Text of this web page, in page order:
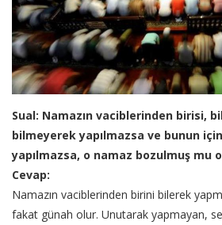
Sual: Namazın vaciblerinden birisi,
bilmeyerek yapılmazsa ve bunun
yapılmazsa, o namaz bozulmuş mu
Cevap:
Namazın vaciblerinden birini bilerek
fakat günah olur. Unutarak yapmayan,